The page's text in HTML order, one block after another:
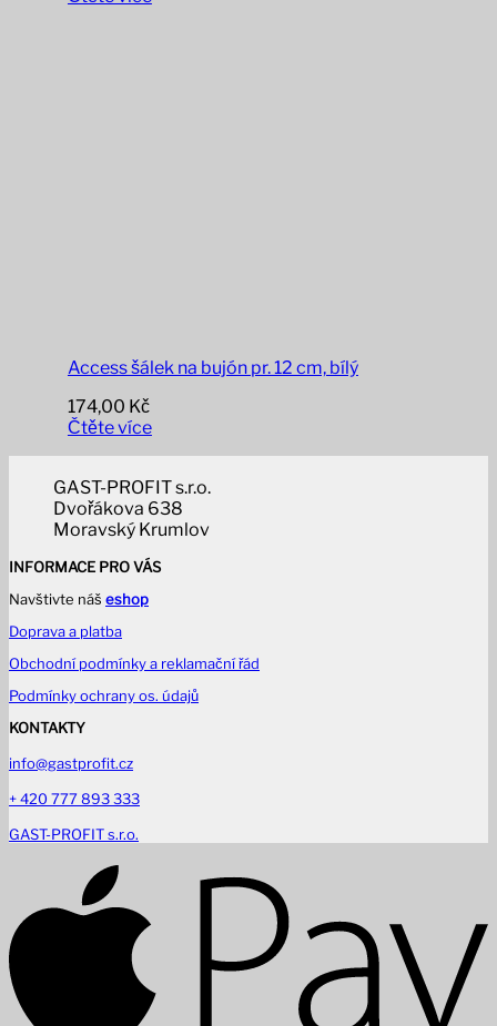
Access šálek na bujón pr. 12 cm, bílý
174,00 Kč
Čtěte více
GAST-PROFIT s.r.o.
Dvořákova 638
Moravský Krumlov
INFORMACE PRO VÁS
Navštivte náš eshop
Doprava a platba
Obchodní podmínky a reklamační řád
Podmínky ochrany os. údajů
KONTAKTY
info@gastprofit.cz
+ 420 777 893 333
GAST-PROFIT s.r.o.